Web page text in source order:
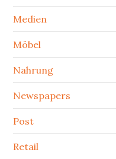
Medien
Möbel
Nahrung
Newspapers
Post
Retail